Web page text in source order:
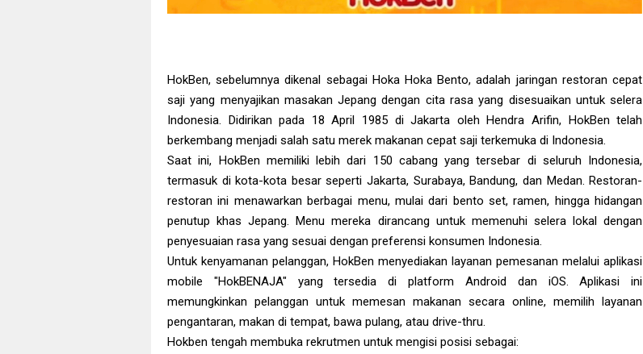
HokBen, sebelumnya dikenal sebagai Hoka Hoka Bento, adalah jaringan restoran cepat
saji yang menyajikan masakan Jepang dengan cita rasa yang disesuaikan untuk selera
Indonesia. Didirikan pada 18 April 1985 di Jakarta oleh Hendra Arifin, HokBen telah
berkembang menjadi salah satu merek makanan cepat saji terkemuka di Indonesia.
Saat ini, HokBen memiliki lebih dari 150 cabang yang tersebar di seluruh Indonesia,
termasuk di kota-kota besar seperti Jakarta, Surabaya, Bandung, dan Medan. Restoran-
restoran ini menawarkan berbagai menu, mulai dari bento set, ramen, hingga hidangan
penutup khas Jepang. Menu mereka dirancang untuk memenuhi selera lokal dengan
penyesuaian rasa yang sesuai dengan preferensi konsumen Indonesia.
Untuk kenyamanan pelanggan, HokBen menyediakan layanan pemesanan melalui aplikasi
mobile "HokBENAJA" yang tersedia di platform Android dan iOS. Aplikasi ini
memungkinkan pelanggan untuk memesan makanan secara online, memilih layanan
pengantaran, makan di tempat, bawa pulang, atau drive-thru.
Hokben tengah membuka rekrutmen untuk mengisi posisi sebagai: